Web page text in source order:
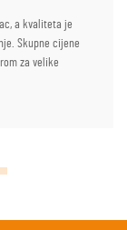
a kvaliteta je
Skupne cijene
za velike